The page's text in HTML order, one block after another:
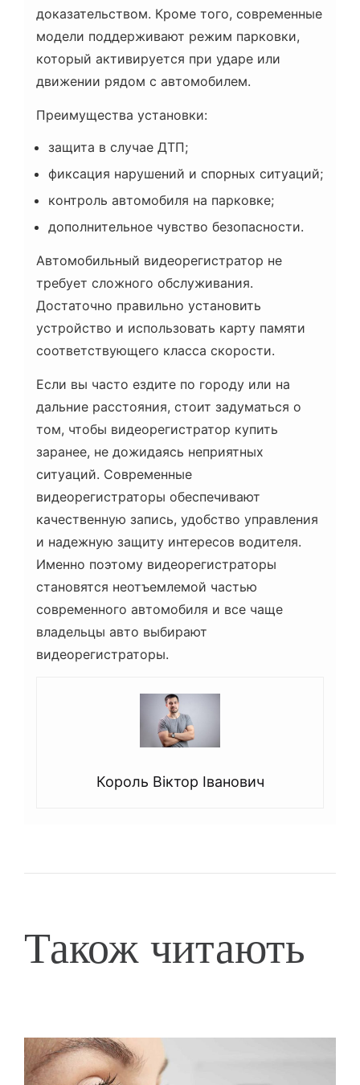
доказательством. Кроме того, современные
модели поддерживают режим парковки,
который активируется при ударе или
движении рядом с автомобилем.
Преимущества установки:
защита в случае ДТП;
фиксация нарушений и спорных ситуаций;
контроль автомобиля на парковке;
дополнительное чувство безопасности.
Автомобильный видеорегистратор не
требует сложного обслуживания.
Достаточно правильно установить
устройство и использовать карту памяти
соответствующего класса скорости.
Если вы часто ездите по городу или на
дальние расстояния, стоит задуматься о
том, чтобы видеорегистратор купить
заранее, не дожидаясь неприятных
ситуаций. Современные
видеорегистраторы обеспечивают
качественную запись, удобство управления
и надежную защиту интересов водителя.
Именно поэтому видеорегистраторы
становятся неотъемлемой частью
современного автомобиля и все чаще
владельцы авто выбирают
видеорегистраторы.
Король Віктор Іванович
Також читають